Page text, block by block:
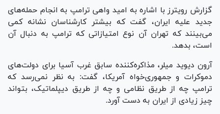
گزارش رویترز با اشاره به امید واهی ترامپ به انجام حمله‌های
جدید علیه ایران، گفت که بیشتر کارشناسان نشانه کمی
می‌بینند که تهران آن نوع امتیازاتی که ترامپ به دنبال آن
است، بدهد.
آرون دیوید میلر، مذاکره‌کننده سابق غرب آسیا برای دولت‌های
دموکرات و جمهوری‌خواه آمریکا، گفت: به نظر نمی‌رسد که
ترامپ چه از طریق نظامی و چه از طریق دیپلماتیک، بتواند
چیز زیادی از ایران به دست آورد.